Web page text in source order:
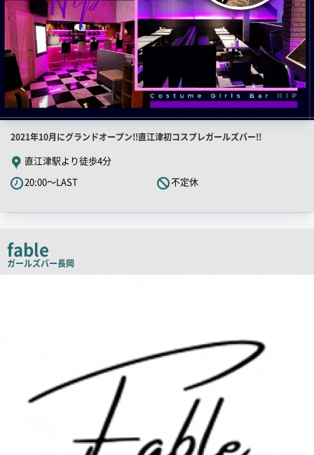
店
舗
PR
キ
コ
ピ
2021年10月にグランドオープン!!直江津初コスプレガールズバー!!
直江津駅より徒歩4分
20:00～LAST
不定休
fable
ガールズバー長岡